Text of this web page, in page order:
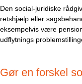
Den social-juridiske
retshjælp eller
eksempelvis være
udflytnings
Gør en forskel